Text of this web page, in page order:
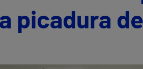
picadura